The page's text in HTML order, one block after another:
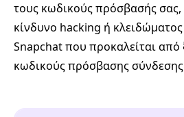
τους κωδικούς πρόσβασής σας,
κίνδυνο hacking ή
Snapchat που προκαλείται από
κωδικούς πρόσβασης